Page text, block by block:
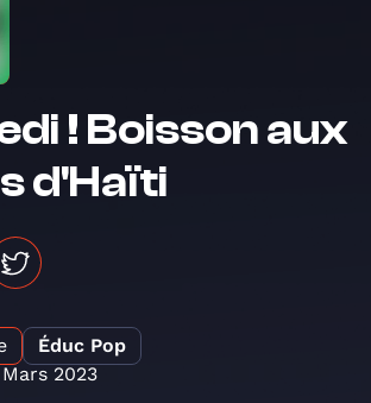
! Boisson aux
d'Haïti
Éduc Pop
2023